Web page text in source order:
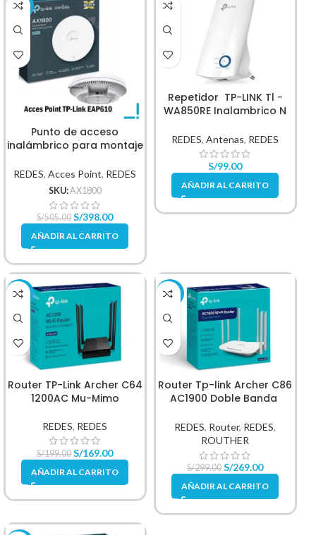
-21%
Punto de acceso
inalámbrico para montaje
REDES,Acces Point, REDES
SKU:AX1800
S/505.00 S/398.00
AÑADIR AL CARRITO
Repetidor TP-LINK Tl -
WA850RE Inalambrico N
REDES,Antenas, REDES
S/99.00
AÑADIR AL CARRITO
-15%
Router TP-Link Archer C64
1200AC Mu-Mimo
REDES, REDES
S/199.00 S/169.00
AÑADIR AL CARRITO
-10%
Router Tp-link Archer C86
AC1900 Doble Banda
REDES, Router, REDES,
ROUTHER
S/299.00 S/269.00
AÑADIR AL CARRITO